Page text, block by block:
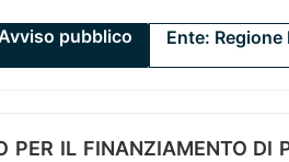
pubblico Ente:
PER IL FINANZIAMENTO DI